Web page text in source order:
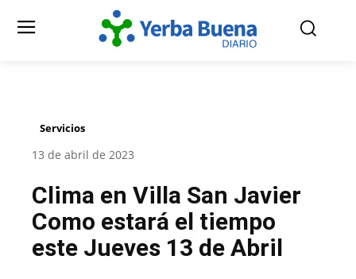
Servicios
13 de abril de 2023
Clima en Villa San Javier
Como estará el tiempo
este Jueves 13 de Abril